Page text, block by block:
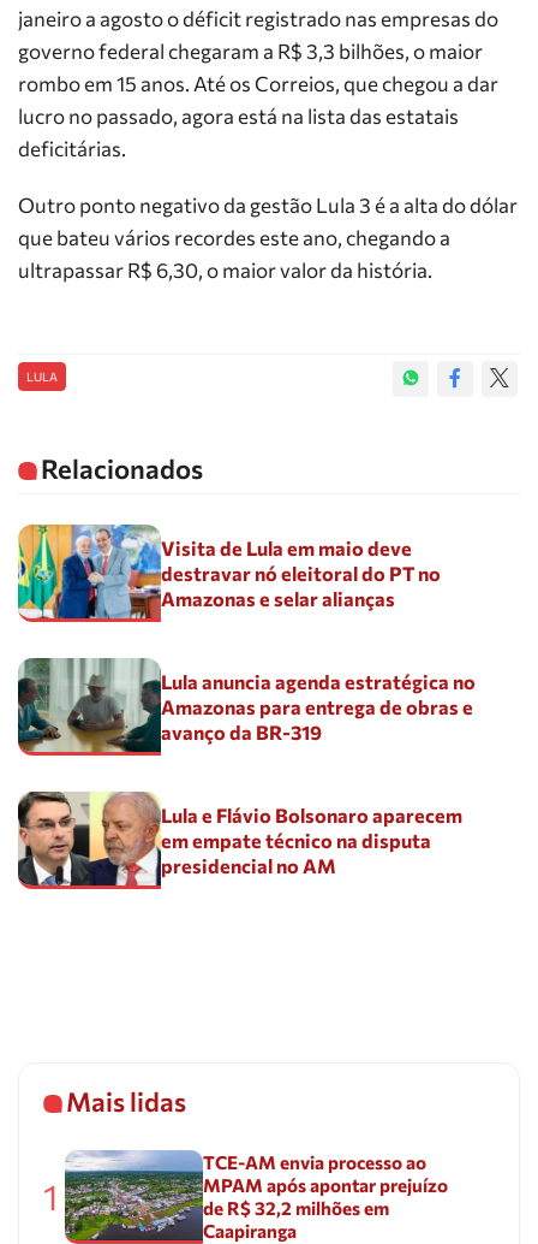
janeiro a agosto o déficit registrado nas empresas do
governo federal chegaram a R$ 3,3 bilhões, o maior
rombo em 15 anos. Até os Correios, que chegou a dar
lucro no passado, agora está na lista das estatais
deficitárias.
Outro ponto negativo da gestão Lula 3 é a alta do dólar
que bateu vários recordes este ano, chegando a
ultrapassar R$ 6,30, o maior valor da história.
LULA
Relacionados
Visita de Lula em maio deve
destravar nó eleitoral do PT no
Amazonas e selar alianças
Lula anuncia agenda estratégica no
Amazonas para entrega de obras e
avanço da BR-319
Lula e Flávio Bolsonaro aparecem
em empate técnico na disputa
presidencial no AM
Mais lidas
1
TCE-AM envia processo ao
MPAM após apontar prejuízo
de R$ 32,2 milhões em
Caapiranga